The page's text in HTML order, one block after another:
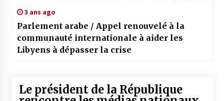
3 ans ago
Parlement arabe / Appel renouvelé à la
communauté internationale à aider les
Libyens à dépasser la crise
Le président de la République